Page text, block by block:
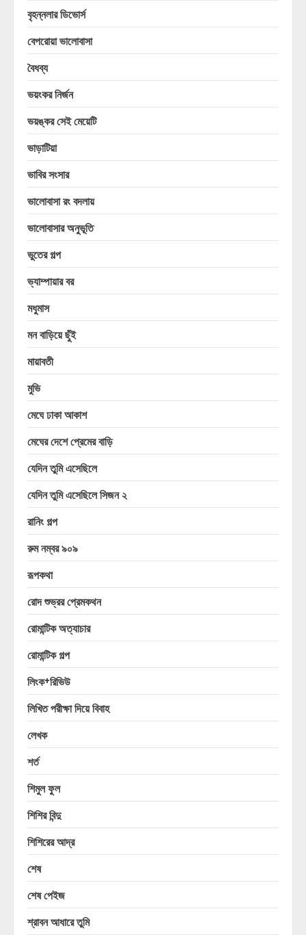
বৃহন্নলার ডিভোর্স
বেপরোয়া ভালোবাসা
বৈধব্য
ভয়ংকর নির্জন
ভয়ঙ্কর সেই মেয়েটি
ভাড়াটিয়া
ভাবির সংসার
ভালোবাসা রং বদলায়
ভালোবাসার অনুভূতি
ভুতের গল্প
ভ্যাম্পায়ার বর
মধুমাস
মন বাড়িয়ে ছুঁই
মায়াবতী
মুভি
মেঘে ঢাকা আকাশ
মেঘের দেশে প্রেমের বাড়ি
যেদিন তুমি এসেছিলে
যেদিন তুমি এসেছিলে সিজন ২
রানিং গল্প
রুম নম্বর ৯০৯
রূপকথা
রোদ শুভ্রর প্রেমকথন
রোমান্টিক অত্যাচার
রোমান্টিক গল্প
লিংক+রিভিউ
লিখিত পরীক্ষা দিয়ে বিবাহ
লেখক
শর্ত
শিমুল ফুল
শিশির বিন্দু
শিশিরের আদ্র
শেষ
শেষ পেইজ
শ্রাবন আধারে তুমি